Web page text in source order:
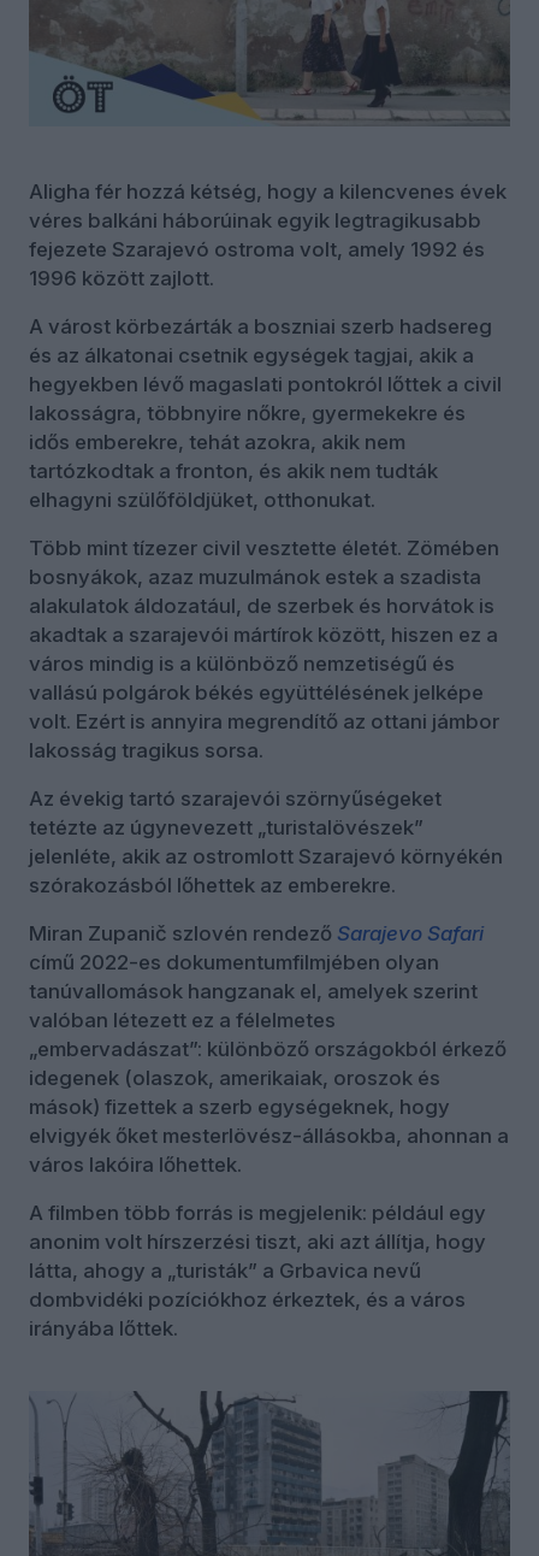
Aligha fér hozzá kétség, hogy a kilencvenes évek
véres balkáni háborúinak egyik legtragikusabb
fejezete Szarajevó ostroma volt, amely 1992 és
1996 között zajlott.
A várost körbezárták a boszniai szerb hadsereg
és az álkatonai csetnik egységek tagjai, akik a
hegyekben lévő magaslati pontokról lőttek a civil
lakosságra, többnyire nőkre, gyermekekre és
idős emberekre, tehát azokra, akik nem
tartózkodtak a fronton, és akik nem tudták
elhagyni szülőföldjüket, otthonukat.
Több mint tízezer civil vesztette életét. Zömében
bosnyákok, azaz muzulmánok estek a szadista
alakulatok áldozatául, de szerbek és horvátok is
akadtak a szarajevói mártírok között, hiszen ez a
város mindig is a különböző nemzetiségű és
vallású polgárok békés együttélésének jelképe
volt. Ezért is annyira megrendítő az ottani jámbor
lakosság tragikus sorsa.
Az évekig tartó szarajevói szörnyűségeket
tetézte az úgynevezett „turistalövészek”
jelenléte, akik az ostromlott Szarajevó környékén
szórakozásból lőhettek az emberekre.
Miran Zupanič szlovén rendező Sarajevo Safari
című 2022-es dokumentumfilmjében olyan
tanúvallomások hangzanak el, amelyek szerint
valóban létezett ez a félelmetes
„embervadászat”: különböző országokból érkező
idegenek (olaszok, amerikaiak, oroszok és
mások) fizettek a szerb egységeknek, hogy
elvigyék őket mesterlövész-állásokba, ahonnan a
város lakóira lőhettek.
A filmben több forrás is megjelenik: például egy
anonim volt hírszerzési tiszt, aki azt állítja, hogy
látta, ahogy a „turisták” a Grbavica nevű
dombvidéki pozíciókhoz érkeztek, és a város
irányába lőttek.